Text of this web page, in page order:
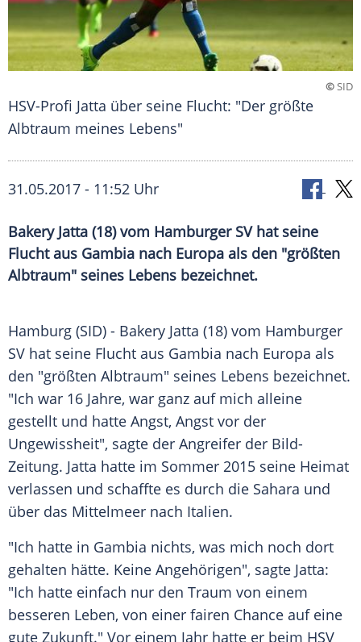
©SID
HSV-Profi Jatta über seine Flucht: "Der größte
Albtraum meines Lebens"
31.05.2017 - 11:52 Uhr
Bakery Jatta (18) vom Hamburger SV hat seine
Flucht aus Gambia nach Europa als den "größten
Albtraum" seines Lebens bezeichnet.
Hamburg (SID) - Bakery Jatta (18) vom Hamburger
SV hat seine Flucht aus Gambia nach Europa als
den "größten Albtraum" seines Lebens bezeichnet.
"Ich war 16 Jahre, war ganz auf mich alleine
gestellt und hatte Angst, Angst vor der
Ungewissheit", sagte der Angreifer der Bild-
Zeitung. Jatta hatte im Sommer 2015 seine Heimat
verlassen und schaffte es durch die Sahara und
über das Mittelmeer nach Italien.
"Ich hatte in Gambia nichts, was mich noch dort
gehalten hätte. Keine Angehörigen", sagte Jatta:
"Ich hatte einfach nur den Traum von einem
besseren Leben, von einer fairen Chance auf eine
gute Zukunft." Vor einem Jahr hatte er beim HSV